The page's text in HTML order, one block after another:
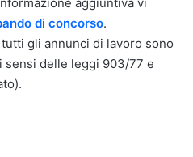
di concorso.
gli annunci di lavoro sono
sensi delle leggi 903/77 e